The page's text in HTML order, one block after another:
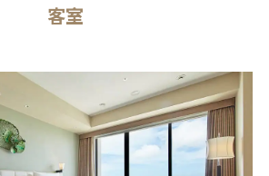
a
y
客室